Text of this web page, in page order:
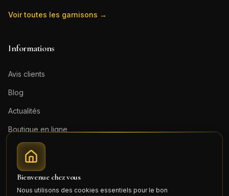
Voir toutes les garnisons →
Informations
Avis clients
Blog
Actualités
Boutique en ligne
Contact
Mentions légales
Bienvenue chez vous
Nous utilisons des cookies essentiels pour le bon